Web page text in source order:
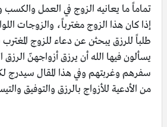
تماماً ما يعانيه الزوج في العمل
إذا كان هذا الزوج مغترباً، والزوجات
طلباً للرزق يبحثن عن دعاء للزوج المغترب
يسألون فيها الله أن يرزق أزواجهنّ
سفرهم وغربتهم وفي هذا المقال سيدرج
من الأدعية للأزواج بالرزق والتوفيق